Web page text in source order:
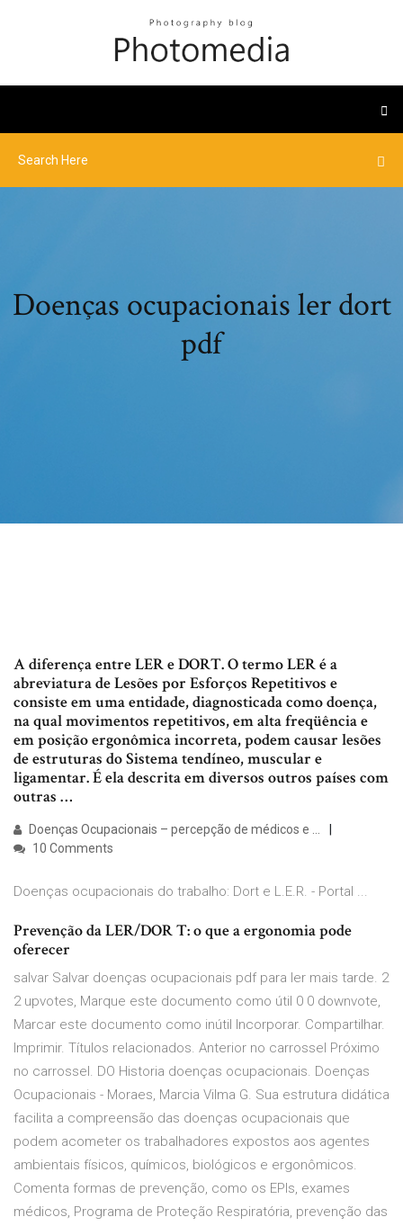
Doenças ocupacionais ler dort
pdf
A diferença entre LER e DORT. O termo LER é a
abreviatura de Lesões por Esforços Repetitivos e
consiste em uma entidade, diagnosticada como doença,
na qual movimentos repetitivos, em alta freqüência e
em posição ergonômica incorreta, podem causar lesões
de estruturas do Sistema tendíneo, muscular e
ligamentar. É ela descrita em diversos outros países com
outras …
Doenças Ocupacionais – percepção de médicos e …
10 Comments
Doenças ocupacionais do trabalho: Dort e L.E.R. - Portal ...
Prevenção da LER/DOR T: o que a ergonomia pode
oferecer
salvar Salvar doenças ocupacionais pdf para ler mais tarde. 2
2 upvotes, Marque este documento como útil 0 0 downvote,
Marcar este documento como inútil Incorporar. Compartilhar.
Imprimir. Títulos relacionados. Anterior no carrossel Próximo
no carrossel. DO Historia doenças ocupacionais. Doenças
Ocupacionais - Moraes, Marcia Vilma G. Sua estrutura didática
facilita a compreensão das doenças ocupacionais que
podem acometer os trabalhadores expostos aos agentes
ambientais físicos, químicos, biológicos e ergonômicos.
Comenta formas de prevenção, como os EPIs, exames
médicos, Programa de Proteção Respiratória, prevenção das